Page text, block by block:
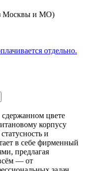
Москвы и МО)
отдельно.
цвете
корпусу
и
в себе фирменный
предлагая
— от